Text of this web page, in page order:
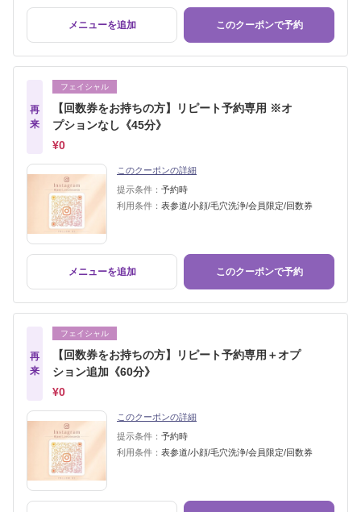
メニューを追加 このクーポンで予約
再
来
フェイシャル
【回数券をお持ちの方】リピート予約専用 ※オ
プションなし《45分》
¥0
このクーポンの詳細
提示条件： 予約時
利用条件： 表参道/小顔/毛穴洗浄/会員限定/回数券
メニューを追加 このクーポンで予約
再
来
フェイシャル
【回数券をお持ちの方】リピート予約専用＋オプ
ション追加《60分》
¥0
このクーポンの詳細
提示条件： 予約時
利用条件： 表参道/小顔/毛穴洗浄/会員限定/回数券